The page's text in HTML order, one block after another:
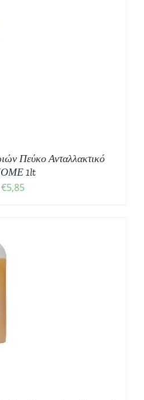
Πεύκο Ανταλλακτικό
1lt
€5,85